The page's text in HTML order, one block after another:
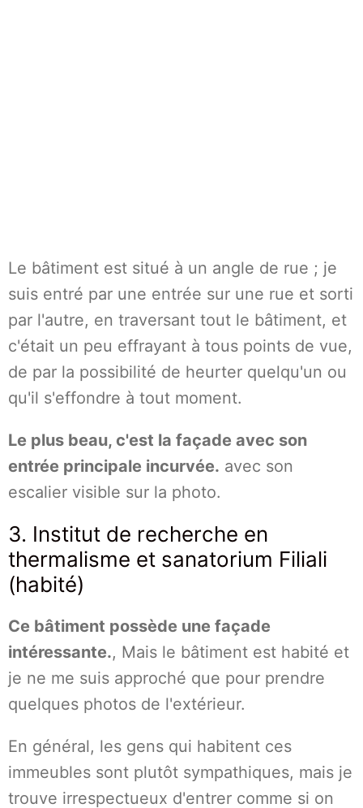
Le bâtiment est situé à un angle de rue ; je
suis entré par une entrée sur une rue et sorti
par l'autre, en traversant tout le bâtiment, et
c'était un peu effrayant à tous points de vue,
de par la possibilité de heurter quelqu'un ou
qu'il s'effondre à tout moment.
Le plus beau, c'est la façade avec son
entrée principale incurvée. avec son
escalier visible sur la photo.
3. Institut de recherche en
thermalisme et sanatorium Filiali
(habité)
Ce bâtiment possède une façade
intéressante., Mais le bâtiment est habité et
je ne me suis approché que pour prendre
quelques photos de l'extérieur.
En général, les gens qui habitent ces
immeubles sont plutôt sympathiques, mais je
trouve irrespectueux d'entrer comme si on